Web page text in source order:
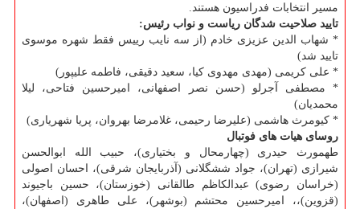
مسیر انتخابات فدراسیون هستند.
تایید صلاحیت شدگان ریاست و نواب رئیس:
* شهاب الدین عزیزی خادم (از سه نایب رییس فقط شهره موسوی
تایید شد)
* علی کریمی (مهدی مهدوی کیا، سعید دقیقی، فاطمه علیپور)
* مصطفی آجرلو (حسن نصر اصفهانی، امیرحسین فتاحی، لیلا
محمدیان)
* کیومرث هاشمی (علیرضا رحیمی، غلامرضا بهروان، پریا شهریاری)
روسای هیات های فوتبال
طهمورث حیدری (چهارمحال و بختیاری)، حبیب الله ابوالحسن
شیرازی (تهران)، جواد ششگلانی (آذربایجان شرقی)، احسان اصولی
(خراسان رضوی) عبدالکاظم طالقانی (خوزستان)، حسین باجیوند
(قزوین)،، امیرحسین محتشم (بوشهر)، علی طاهری (اصفهان)،